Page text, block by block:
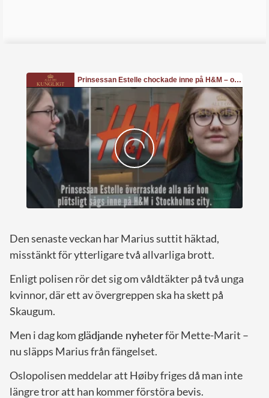
Den senaste veckan har Marius suttit häktad,
misstänkt för ytterligare två allvarliga brott.
Enligt polisen rör det sig om våldtäkter på två unga
kvinnor, där ett av övergreppen ska ha skett på
Skaugum.
Men i dag kom glädjande nyheterför Mette-Marit –
nu släpps Marius från fängelset.
Oslopolisen meddelar att Høiby friges då man inte
längre tror att han kommer förstöra bevis.